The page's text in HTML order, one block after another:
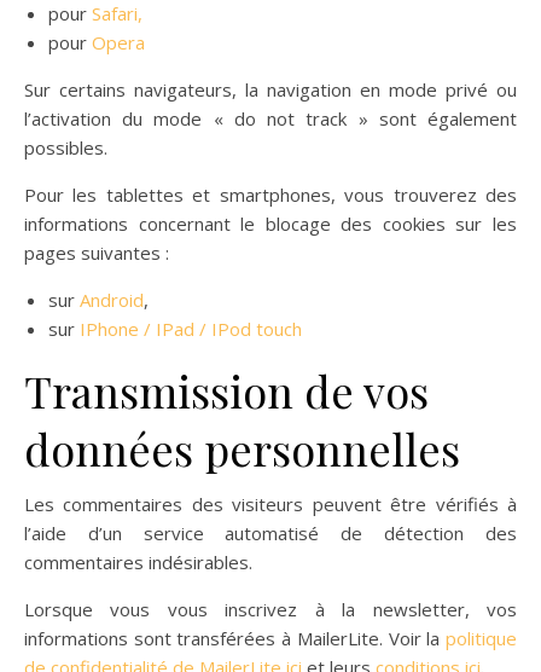
pour Safari,
pour Opera
Sur certains navigateurs, la navigation en mode privé ou
l’activation du mode « do not track » sont également
possibles.
Pour les tablettes et smartphones, vous trouverez des
informations concernant le blocage des cookies sur les
pages suivantes :
sur Android,
sur IPhone / IPad / IPod touch
Transmission de vos
données personnelles
Les commentaires des visiteurs peuvent être vérifiés à
l’aide d’un service automatisé de détection des
commentaires indésirables.
Lorsque vous vous inscrivez à la newsletter, vos
informations sont transférées à MailerLite. Voir la politique
de confidentialité de MailerLite ici et leurs conditions ici.